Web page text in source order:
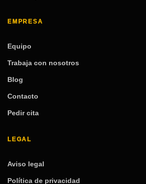
EMPRESA
Equipo
Trabaja con nosotros
Blog
Contacto
Pedir cita
LEGAL
Aviso legal
Política de privacidad